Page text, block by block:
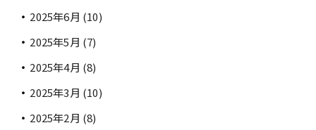
2025年6月 (10)
2025年5月 (7)
2025年4月 (8)
2025年3月 (10)
2025年2月 (8)